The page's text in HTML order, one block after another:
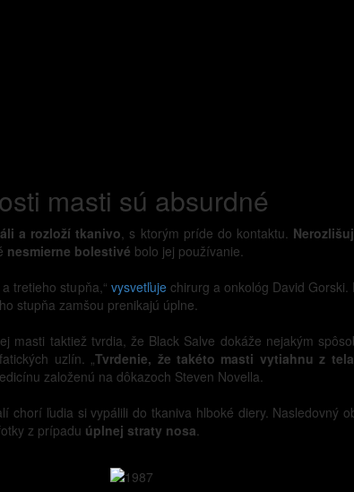
masti sú absurdné
a rozloží tkanivo, s ktorým príde do kontaktu.
nesmierne bolestivé bolo jej používanie.
tretieho stupňa,“ vysvetľujechirurg a onkológ David Gorski.
stupňa zamšou prenikajú úplne.
masti taktiež tvrdia, že Black Salve dokáže nejakým
uzlín. „Tvrdenie, že takéto masti vytiahnu z
založenú na dôkazoch Steven Novella.
ľudia si vypálili do tkaniva hlboké diery. Nasledovný
z prípadu úplnej straty nosa.